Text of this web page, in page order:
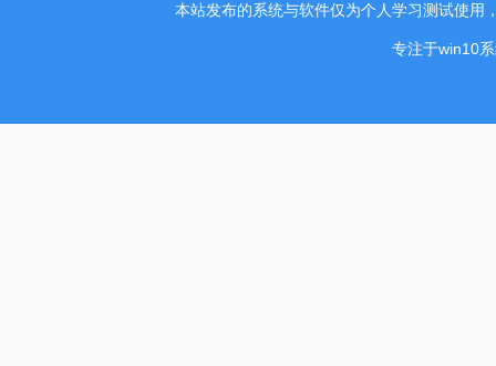
本站发布的系统与软件仅为个人学习测试使用
专注于win10